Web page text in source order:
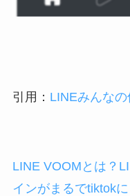
引用： LINEみんな
LINE VOOMとは？
インがまるでtiktokに